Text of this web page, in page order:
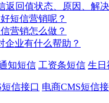
返回值状态、原因、解
短信营销呢？
营销怎么做？
企业有什么帮助？
知短信 工资条短信 生日
信接口 电商CMS短信